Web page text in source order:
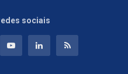
sociais